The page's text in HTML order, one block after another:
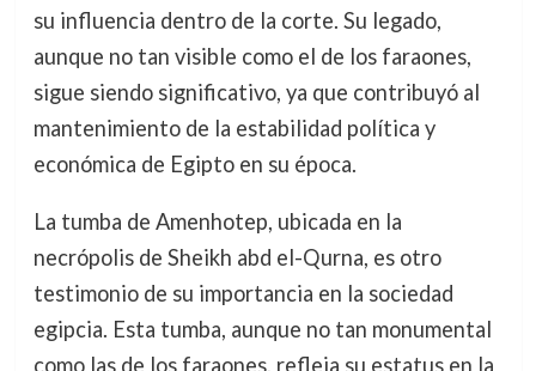
su influencia dentro de la corte. Su legado,
aunque no tan visible como el de los faraones,
sigue siendo significativo, ya que contribuyó al
mantenimiento de la estabilidad política y
económica de Egipto en su época.
La tumba de Amenhotep, ubicada en la
necrópolis de Sheikh abd el-Qurna, es otro
testimonio de su importancia en la sociedad
egipcia. Esta tumba, aunque no tan monumental
como las de los faraones, refleja su estatus en la